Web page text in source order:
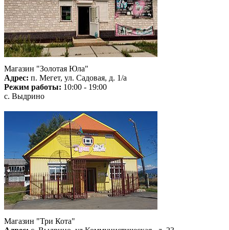
Магазин "Золотая Юла"
Адрес: п. Мегет, ул. Садовая, д. 1/а
Режим работы: 10:00 - 19:00
с. Выдрино
Магазин "Три Кота"